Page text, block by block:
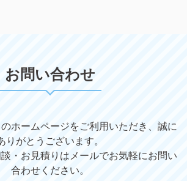
お問い合わせ
のホームページをご利用いただき、誠に
りがとうございます。
・お見積りはメールでお気軽にお問い
合わせください。